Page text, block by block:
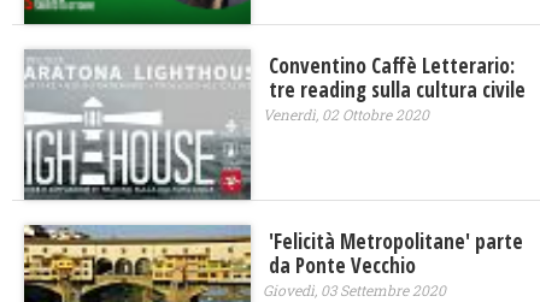
Conventino Caffè Letterario:
tre reading sulla cultura civile
Venerdì, 02 Ottobre 2020
'Felicità Metropolitane' parte
da Ponte Vecchio
Giovedì, 03 Settembre 2020